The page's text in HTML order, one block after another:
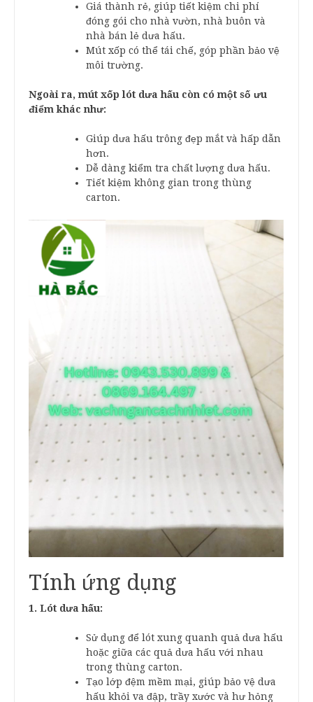
Giá thành rẻ, giúp tiết kiệm chi phí
đóng gói cho nhà vườn, nhà buôn và
nhà bán lẻ dưa hấu.
Mút xốp có thể tái chế, góp phần bảo vệ
môi trường.
Ngoài ra, mút xốp lót dưa hấu còn có một số ưu
điểm khác như:
Giúp dưa hấu trông đẹp mắt và hấp dẫn
hơn.
Dễ dàng kiểm tra chất lượng dưa hấu.
Tiết kiệm không gian trong thùng
carton.
Tính ứng dụng
1. Lót dưa hấu:
Sử dụng để lót xung quanh quả dưa hấu
hoặc giữa các quả dưa hấu với nhau
trong thùng carton.
Tạo lớp đệm mềm mại, giúp bảo vệ dưa
hấu khỏi va đập, trầy xước và hư hỏng